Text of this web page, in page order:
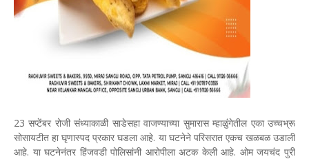
23 सप्टेंबर रोजी संध्याकाळी साडेसहा वाजण्याच्या सुमारास म्हाळुंगेतील एका उच्चभ्रू
सोसायटीत हा घृणास्पद प्रकार घडला आहे. या घटनेने परिसरात एकच खळबळ उडाली
आहे. या घटनेनंतर हिंजवडी पोलिसांनी आरोपीला अटक केली आहे. ओम जयचंद पुरी